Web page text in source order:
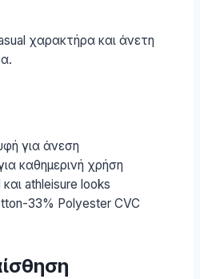
χαρακτήρα και άνετη
για άνεση
καθημερινή χρήση
και athleisure looks
33% Polyester CVC